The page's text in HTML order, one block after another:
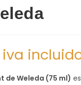
iva
de Weleda (75 ml)